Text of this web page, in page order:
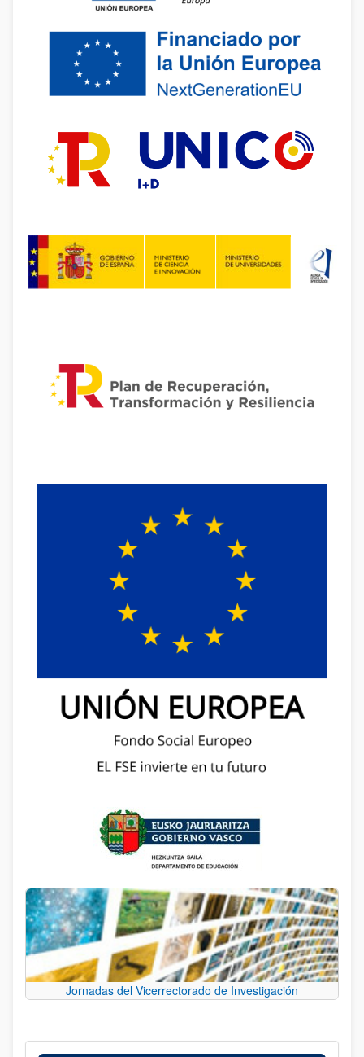
Jornadas del Vicerrectorado de Investigación